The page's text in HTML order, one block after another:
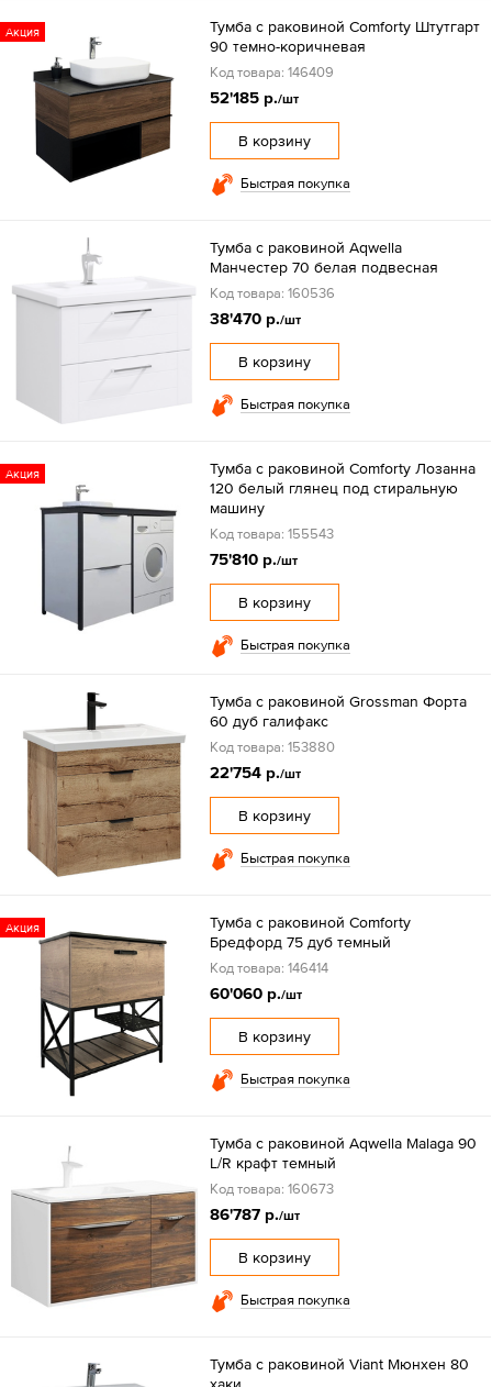
Акция
Тумба с раковиной Comforty Штутгарт
90 темно-коричневая
Код товара: 146409
52'185 р./шт
В корзину
Быстрая покупка
Тумба с раковиной Aqwella
Манчестер 70 белая подвесная
Код товара: 160536
38'470 р./шт
В корзину
Быстрая покупка
Акция
Тумба с раковиной Comforty Лозанна
120 белый глянец под стиральную
машину
Код товара: 155543
75'810 р./шт
В корзину
Быстрая покупка
Тумба с раковиной Grossman Форта
60 дуб галифакс
Код товара: 153880
22'754 р./шт
В корзину
Быстрая покупка
Акция
Тумба с раковиной Comforty
Бредфорд 75 дуб темный
Код товара: 146414
60'060 р./шт
В корзину
Быстрая покупка
Тумба с раковиной Aqwella Malaga 90
L/R крафт темный
Код товара: 160673
86'787 р./шт
В корзину
Быстрая покупка
Тумба с раковиной Viant Мюнхен 80
хаки